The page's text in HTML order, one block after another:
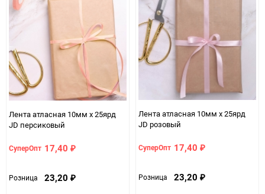
Лента атласная 10мм х 25ярд
JD персиковый
СуперОпт 17,40 ₽
Розница 23,20 ₽
Лента атласная 10мм х 25ярд
JD розовый
СуперОпт 17,40 ₽
Розница 23,20 ₽